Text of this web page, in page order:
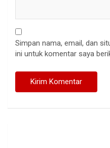
Simpan nama, email, dan
ini untuk komentar saya